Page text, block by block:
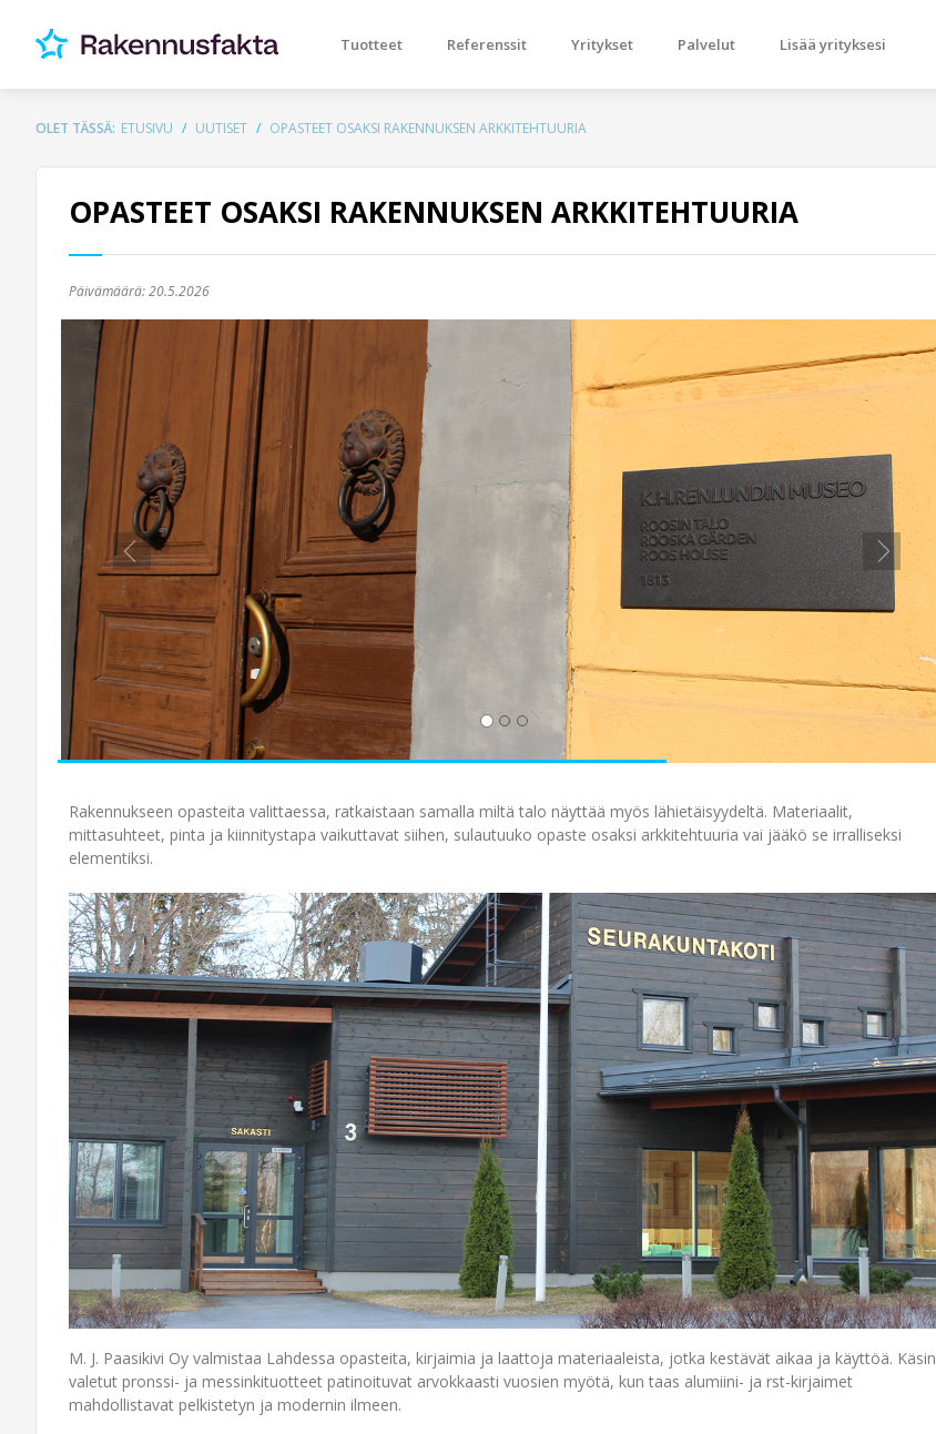
Tuotteet Referenssit Yritykset Palvelut Lisää yrityksesi
OLET TÄSSÄ: ETUSIVU UUTISET OPASTEET OSAKSI RAKENNUKSEN ARKKITEHTUURIA
OPASTEET OSAKSI RAKENNUKSEN ARKKITEHTUURIA
Päivämäärä:20.5.2026
Previous
Rakennukseen opasteita valittaessa, ratkaistaan samalla miltä talo näyttää myös lähietäisyydeltä. Materiaalit,
mittasuhteet, pinta ja kiinnitystapa vaikuttavat siihen, sulautuuko opaste osaksi arkkitehtuuria vai jääkö se irralliseksi
elementiksi.
M. J. Paasikivi Oy valmistaa Lahdessa opasteita, kirjaimia ja laattoja materiaaleista, jotka kestävät aikaa ja käyttöä. Käsin
valetut pronssi- ja messinkituotteet patinoituvat arvokkaasti vuosien myötä, kun taas alumiini- ja rst-kirjaimet
mahdollistavat pelkistetyn ja modernin ilmeen.